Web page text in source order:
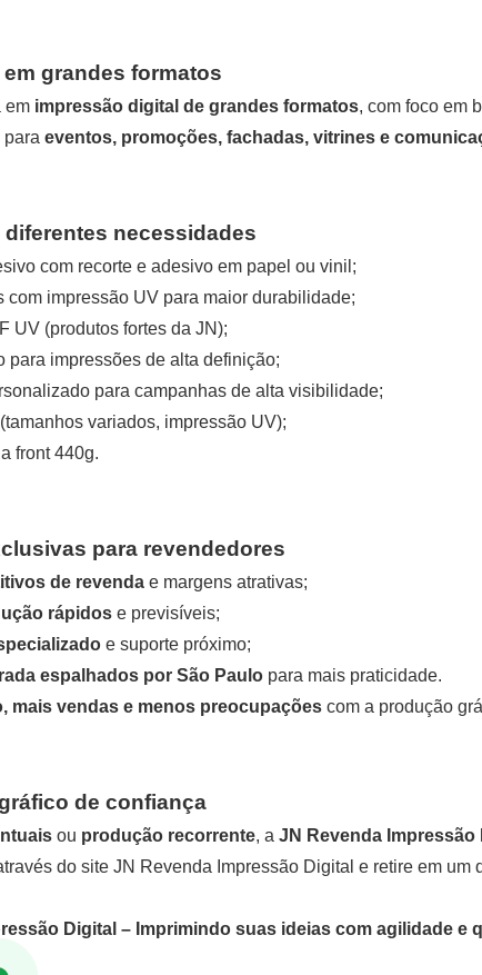
grandes formatos
em impressão digital de grandes formatos, com foco em
para eventos, promoções, fachadas, vitrines e
necessidades
com recorte e adesivo em papel ou vinil;
com impressão UV para maior durabilidade;
UV (produtos fortes da JN);
para impressões de alta definição;
para campanhas de alta visibilidade;
(tamanhos variados, impressão UV);
front 440g.
para revendedores
de revenda e margens atrativas;
rápidos e previsíveis;
e suporte próximo;
espalhados por São Paulo para mais praticidade.
mais vendas e menos preocupações com a produção
de confiança
ou produção recorrente, a JN Revenda Impressão
do site JN Revenda Impressão Digital e retire em
Digital – Imprimindo suas ideias com agilidade e